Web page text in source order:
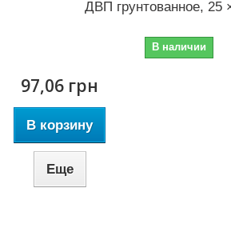
ДВП грунтованное, 25
В наличии
97,06 грн
В корзину
Еще